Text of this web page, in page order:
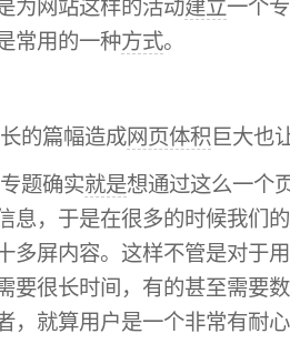
为网站这样的活动建立一个
常用的一种方式。
的篇幅造成网页体积 巨大也
题确实就是想通过这么一个
息，于是在很多的时候我们
多屏内容。这样不管是对于
要很长时间，有的甚至需要
，就算用户是一个非常有耐